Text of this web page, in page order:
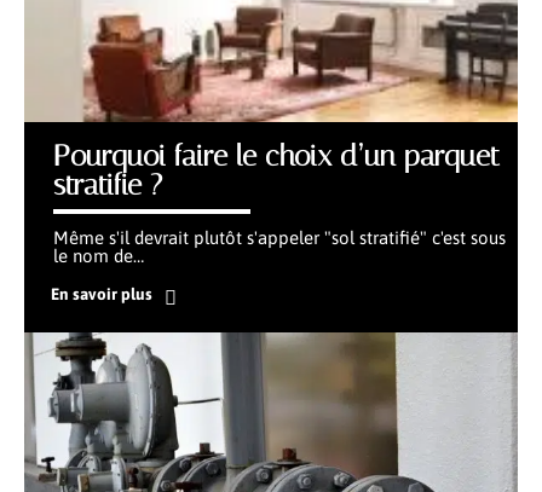
Pourquoi faire le choix d’un parquet
stratifie ?
Même s'il devrait plutôt s'appeler "sol stratifié" c'est sous
le nom de…
En savoir plus